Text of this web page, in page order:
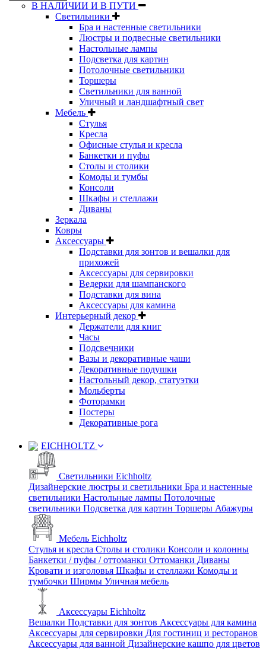
В НАЛИЧИИ И В ПУТИ
Светильники
Бра и настенные светильники
Люстры и подвесные светильники
Настольные лампы
Подсветка для картин
Потолочные светильники
Торшеры
Светильники для ванной
Уличный и ландшафтный свет
Мебель
Стулья
Кресла
Офисные стулья и кресла
Банкетки и пуфы
Столы и столики
Комоды и тумбы
Консоли
Шкафы и стеллажи
Диваны
Зеркала
Ковры
Аксессуары
Подставки для зонтов и вешалки для
прихожей
Аксессуары для сервировки
Ведерки для шампанского
Подставки для вина
Аксессуары для камина
Интерьерный декор
Держатели для книг
Часы
Подсвечники
Вазы и декоративные чаши
Декоративные подушки
Настольный декор, статуэтки
Мольберты
Фоторамки
Постеры
Декоративные рога
EICHHOLTZ
Светильники Eichholtz
Дизайнерские люстры и светильники Бра и настенные
светильники Настольные лампы Потолочные
светильники Подсветка для картин Торшеры Абажуры
Мебель Eichholtz
Стулья и кресла Столы и столики Консоли и колонны
Банкетки / пуфы / оттоманки Оттоманки Диваны
Кровати и изголовья Шкафы и стеллажи Комоды и
тумбочки Ширмы Уличная мебель
Аксессуары Eichholtz
Вешалки Подставки для зонтов Аксессуары для камина
Аксессуары для сервировки Для гостиниц и ресторанов
Аксессуары для ванной Дизайнерские кашпо для цветов